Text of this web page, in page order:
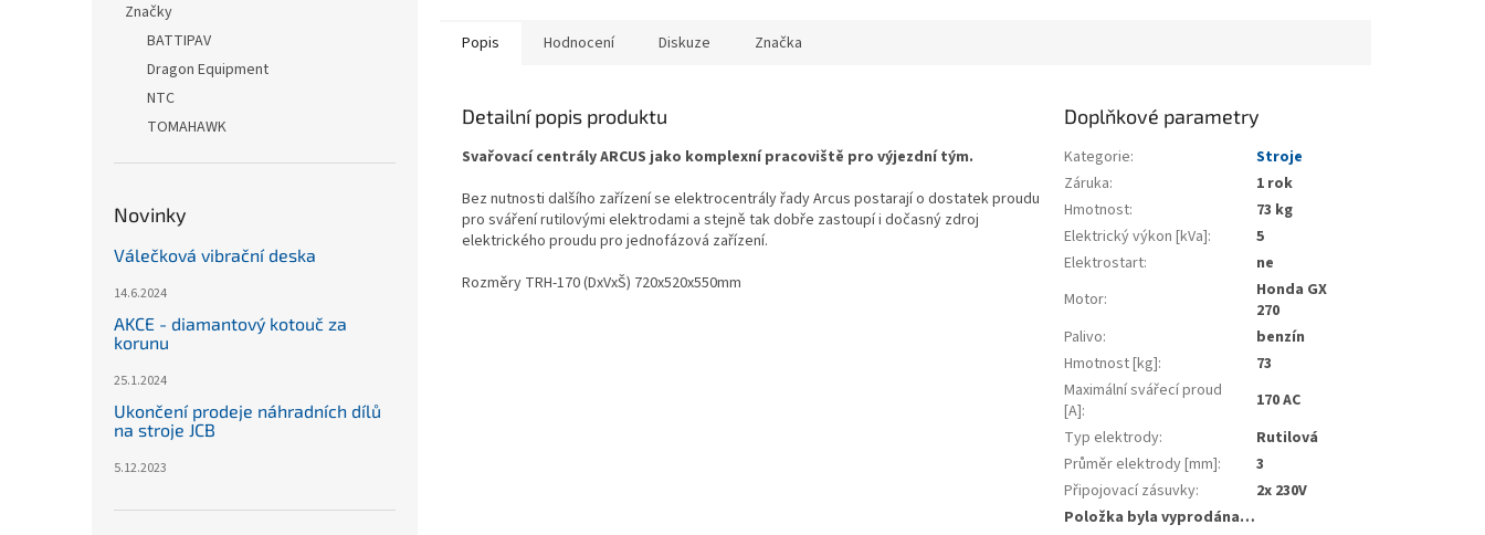
Značky
BATTIPAV
Dragon Equipment
NTC
TOMAHAWK
Novinky
Válečková vibrační deska
14.6.2024
AKCE - diamantový kotouč za
korunu
25.1.2024
Ukončení prodeje náhradních dílů
na stroje JCB
5.12.2023
Popis Hodnocení Diskuze Značka
Detailní popis produktu
Svařovací centrály ARCUS jako komplexní pracoviště pro výjezdní tým.
Bez nutnosti dalšího zařízení se elektrocentrály řady Arcus postarají o dostatek proudu
pro sváření rutilovými elektrodami a stejně tak dobře zastoupí i dočasný zdroj
elektrického proudu pro jednofázová zařízení.
Rozměry TRH-170 (DxVxŠ) 720x520x550mm
Doplňkové parametry
Kategorie:
Stroje
Záruka:
1 rok
Hmotnost:
73 kg
Elektrický výkon [kVa]:
5
Elektrostart:
ne
Motor:
Honda GX
270
Palivo:
benzín
Hmotnost [kg]:
73
Maximální svářecí proud
[A]:
170 AC
Typ elektrody:
Rutilová
Průměr elektrody [mm]:
3
Připojovací zásuvky:
2x 230V
Položka byla vyprodána…